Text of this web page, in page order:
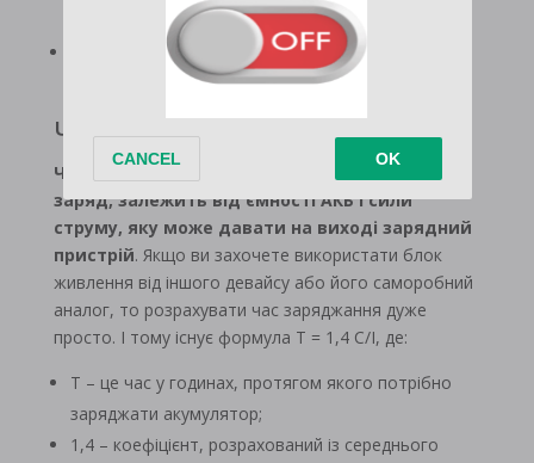
зарядний пристрій з інших гаджетів;
наявність функції Pass-through, яка дозволяє
вейперу ширяти під час підзарядки АКБ.
Час зарядки АКБ
Час, протягом якого батарея набирає повний
заряд, залежить від ємності АКБ і сили
струму, яку може давати на виході зарядний
пристрій. Якщо ви захочете використати блок
живлення від іншого девайсу або його саморобний
аналог, то розрахувати час заряджання дуже
просто. І тому існує формула T = 1,4 C/I, де:
T – це час у годинах, протягом якого потрібно
заряджати акумулятор;
1,4 – коефіцієнт, розрахований із середнього